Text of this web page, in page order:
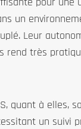
un
Leur
rend très
quant à elles,
un suivi